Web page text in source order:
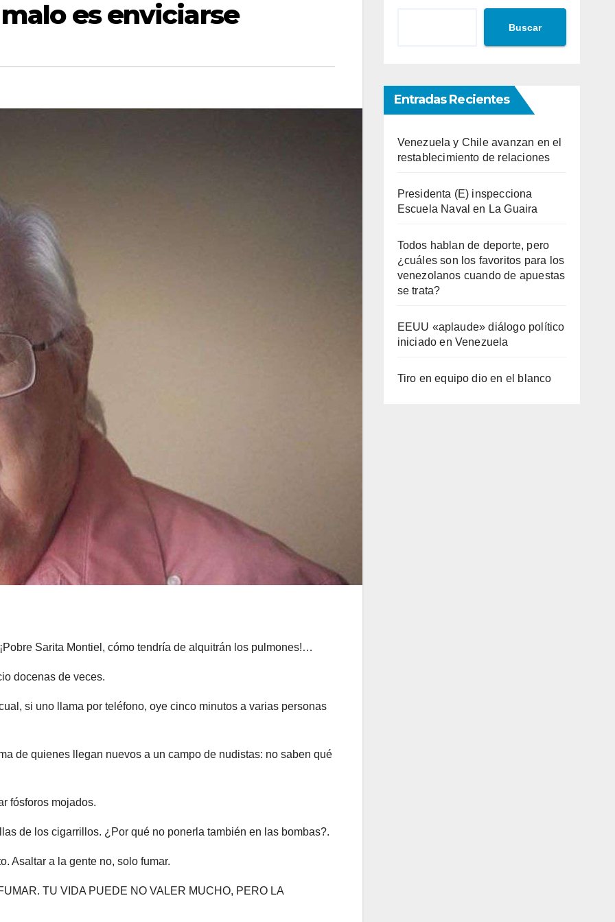
es enviciarse
Sarita Montiel, cómo tendría de alquitrán los pulmones!…
docenas de veces.
si uno llama por teléfono, oye cinco minutos a varias personas
de quienes llegan nuevos a un campo de nudistas: no saben qué
fósforos mojados.
de los cigarrillos. ¿Por qué no ponerla también en las bombas?.
Asaltar a la gente no, solo fumar.
TU VIDA PUEDE NO VALER MUCHO, PERO LA
Buscar
Entradas Recientes
Venezuela y Chile avanzan en el
restablecimiento de relaciones
Presidenta (E) inspecciona
Escuela Naval en La Guaira
Todos hablan de deporte, pero
¿cuáles son los favoritos para los
venezolanos cuando de apuestas
se trata?
EEUU «aplaude» diálogo político
iniciado en Venezuela
Tiro en equipo dio en el blanco